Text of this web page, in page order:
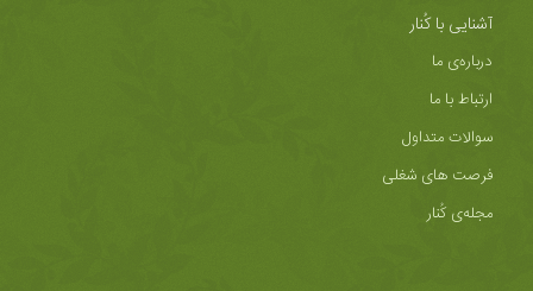
آشنایی با کُنار
درباره‌ی ما
ارتباط با ما
سوالات متداول
فرصت های شغلی
مجله‌ی کُنار